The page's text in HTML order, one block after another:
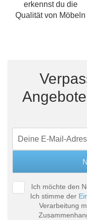
erkennst du die
Qualität von Möbeln
Ich möchte den
Ich stimme der
Verarbeitung